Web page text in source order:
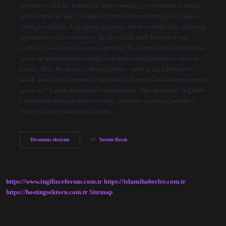
oluşması ciddi bir kusurdur, muayeneden geçemezsiniz. Lastikte
balon varsa ne olur? Lastik şişirmek sürüş güvenliği açısından
oldukça risklidir. Lastiğin iç yapısına zarar verdiği için ani lastik
patlaması riskini artırır ve bu da yüksek hızlı kazalara yol
açabilir. Lastik muayeneye engel mi? Aracınızda tekerlek türü ve
sayısı ne olursa olsun, lastiğin olmaması ciddi bir kusur olarak
kabul edilir. Bu nedenle, testi geçemez. Ayrıca, dış iskeletin ve
lastik yüzeyinin durumu da önemlidir. Hasarlı lastik muayeneden
geçer mi? Lastik desenindeki farklılıklar “büyük kusur” değildir.
Lastiklerin durumu kontrol edilir; lastikler aşınmış, patlamış
veya araç güvenliğini tehlikeye…
Devamını okuyunLastik
Yorum Bırak
https://www.ingilizceforum.com.tr https://islamihaberler.com.tr
https://hostingsektoru.com.tr Sitemap